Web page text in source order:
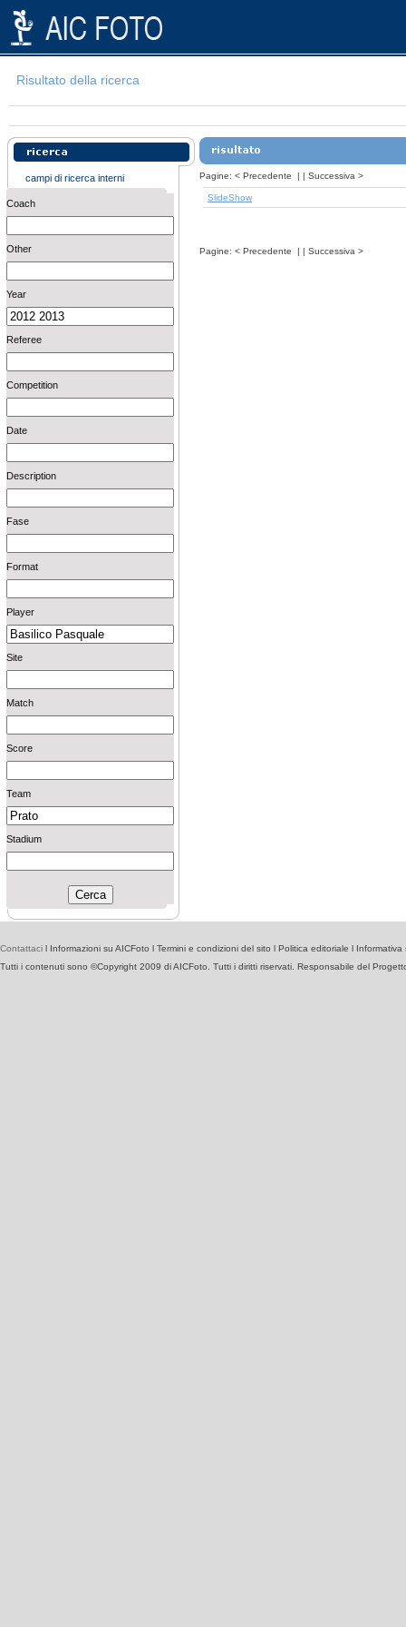
Risultato della ricerca
campi di ricerca interni
Coach
Other
Year
Referee
Competition
Date
Description
Fase
Format
Player
Site
Match
Score
Team
Stadium
Pagine: < Precedente | | Successiva >
SlideShow
Pagine: < Precedente | | Successiva >
Contattaci l Informazioni su AICFoto l Termini e condizioni del sito l Politica editoriale l Informativa
Tutti i contenuti sono ©Copyright 2009 di AICFoto. Tutti i diritti riservati. Responsabile del